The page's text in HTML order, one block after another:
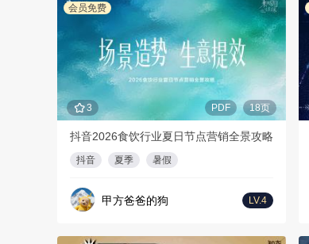
会员免费
3 PDF 18页
抖音2026食饮行业夏日节点营销全景攻略
抖音 夏季 暑假
甲方爸爸的狗 LV.4